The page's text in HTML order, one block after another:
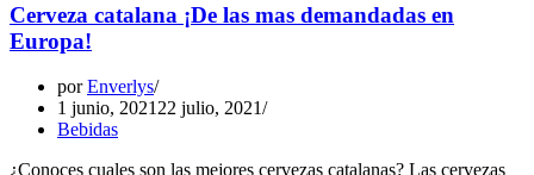
Cerveza catalana ¡De las mas demandadas en
Europa!
porEnverlys
1 junio, 2021 22 julio, 2021
Bebidas
¿Conoces cuales son las mejores cervezas catalanas? Las cervezas